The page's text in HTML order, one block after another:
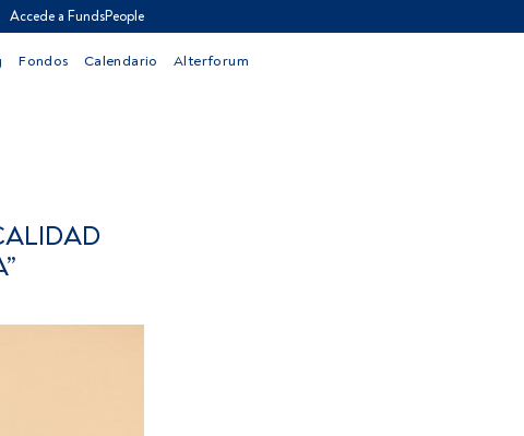
Accede a FundsPeople
Fondos Calendario Alterforum